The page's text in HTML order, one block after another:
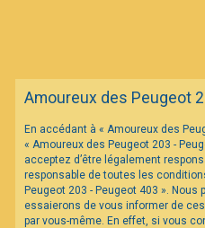
Amoureux des Peugeot
En accédant à « Amoureux des
« Amoureux des Peugeot 203 -
acceptez d’être légalement
responsable de toutes les
Peugeot 203 - Peugeot 403 ».
essaierons de vous informer de
par vous-même. En effet, si vous